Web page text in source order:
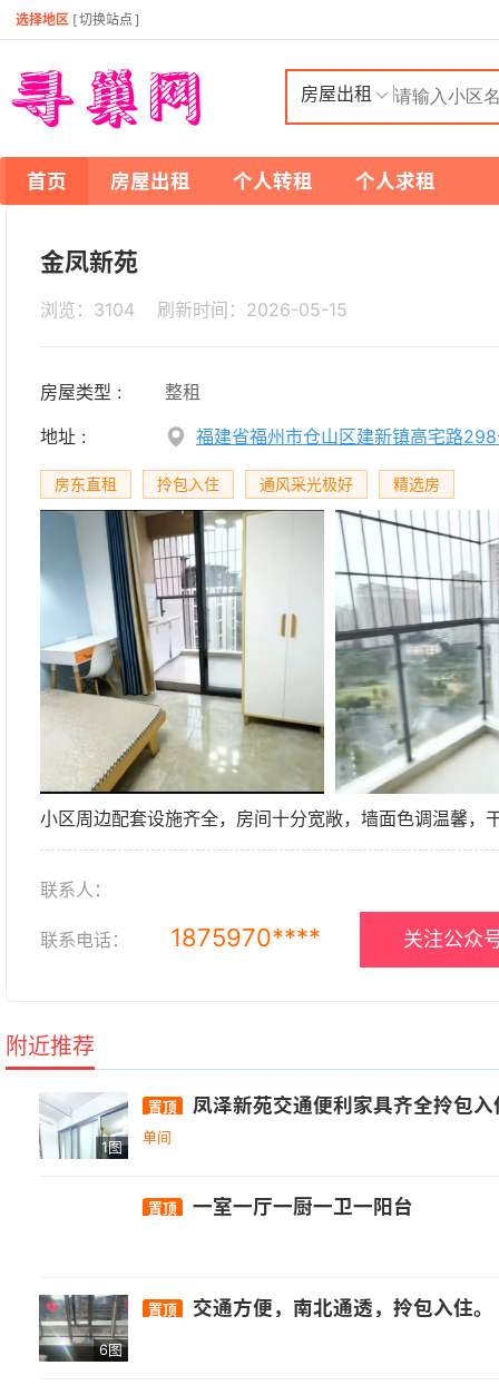
选择地区 [切换站点 ]
房屋出租
首页 房屋出租 个人转租 个人求租
金凤新苑
浏览：3104 刷新时间： 2026-05-15
房屋类型 :
整租
地址 :
福建省福州市仓山区建新镇高宅路
房东直租 拎包入住 通风采光极好 精选房
小区周边配套设施齐全，房间十分宽敞，墙面色调温馨，
联系人：
联系电话： 1875970**** 关注公众
附近推荐
1图
置顶 凤泽新苑交通便利家具齐全拎包
单间
置顶 一室一厅一厨一卫一阳台
6图
置顶 交通方便，南北通透，拎包入住。